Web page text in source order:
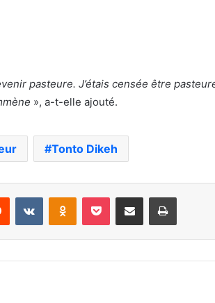
pasteure. J’étais censée être
», a-t-elle ajouté.
Tonto Dikeh
Reddit VKontakteOdnoklassniki
Pocket Partager par email Imprimer